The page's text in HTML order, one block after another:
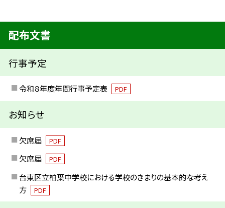
配布文書
行事予定
令和８年度年間行事予定表 PDF
お知らせ
欠席届 PDF
欠席届 PDF
台東区立柏葉中学校における学校のきまりの基本的な考え
方
PDF